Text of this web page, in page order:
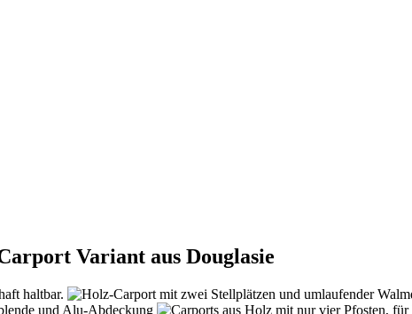
Variant aus Douglasie